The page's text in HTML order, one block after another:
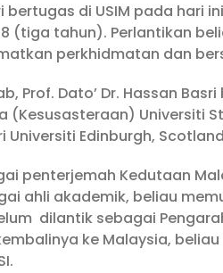
bertugas di USIM pada hari
(tiga tahun). Perlantikan
perkhidmatan dan
Prof. Dato’ Dr. Hassan
(Kesusasteraan) Universiti
Edinburgh,
penterjemah Kedutaan
ahli akademik, beliau
dilantik sebagai
ke Malaysia,